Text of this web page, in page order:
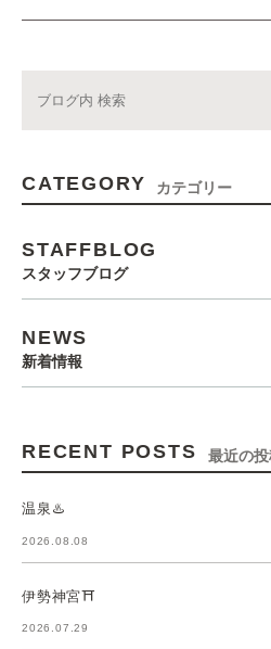
CATEGORY カテゴリー
STAFFBLOG
スタッフブログ
NEWS
新着情報
RECENT POSTS 最近の
温泉♨️
2026.08.08
伊勢神宮⛩️
2026.07.29